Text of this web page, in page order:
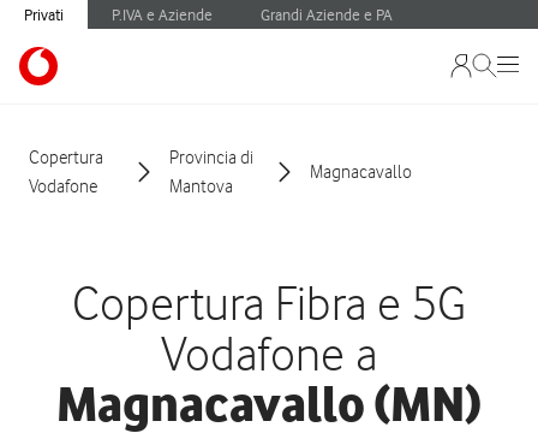
Privati P.IVA e Aziende Grandi Aziende e PA
Copertura
Vodafone
Provincia di
Mantova
Magnacavallo
Copertura Fibra e 5G
Vodafone a
Magnacavallo (MN)